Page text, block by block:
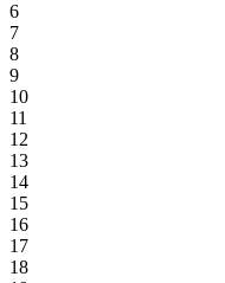
6
7
8
9
10
11
12
13
14
15
16
17
18